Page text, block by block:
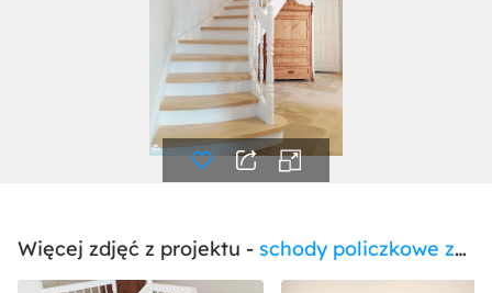
Więcej zdjęć z projektu - schody policzkowe zamknięte